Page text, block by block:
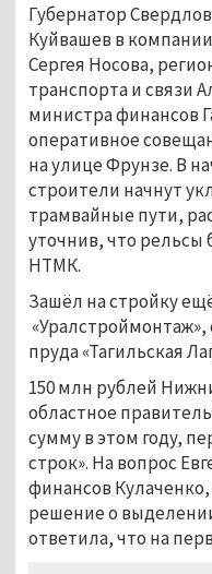
Губернатор
Куйвашев в
Сергея Носова,
транспорта и связи
министра финансов
оперативное
на улице Фрунзе. В
строители начнут
трамвайные пути,
уточнив, что рельсы
НТМК.
Зашёл на стройку
пруда «Тагильская
150 млн рублей
областное
сумму в этом году,
строк». На вопрос
финансов
решение о
ответила, что на